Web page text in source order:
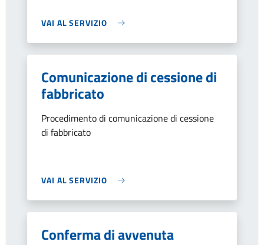
VAI AL SERVIZIO
Comunicazione di cessione di
fabbricato
Procedimento di comunicazione di cessione
di fabbricato
VAI AL SERVIZIO
Conferma di avvenuta